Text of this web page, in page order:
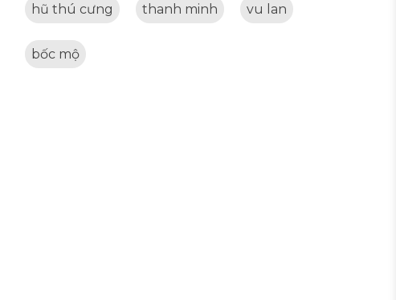
hũ thú cưng thanh minh vu lan
bốc mộ